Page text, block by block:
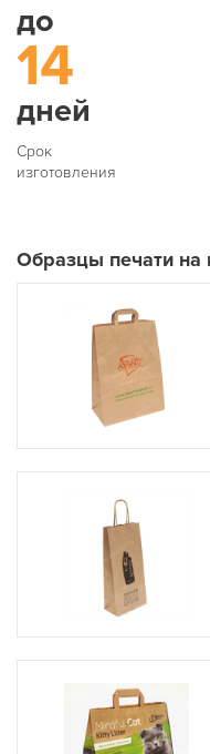
до
14
дней
Срок
изготовления
Образцы печати на